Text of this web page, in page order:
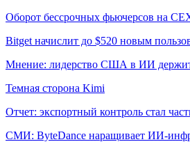
Оборот бессрочных фьючерсов на
Bitget начислит до $520 новым
Мнение: лидерство США в ИИ
Темная сторона Kimi
Отчет: экспортный контроль стал
СМИ: ByteDance наращивает ИИ-